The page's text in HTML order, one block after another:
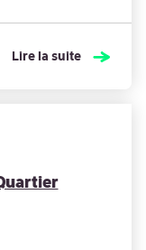
Lire la suite